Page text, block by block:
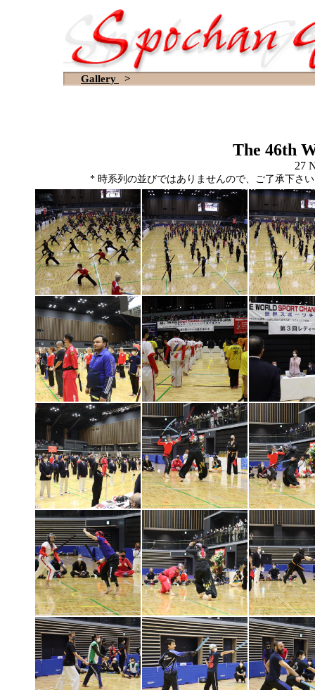
Gallery >
The 46th
27
* 時系列の並びではありませんので、ご了承下さ